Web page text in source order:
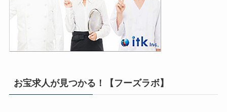
お宝求人が見つかる！【フーズラボ】